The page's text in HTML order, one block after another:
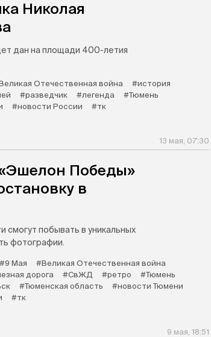
Николая
дан на площади 400-летия
Отечественная война
#история
#разведчик #легенда
#Тюмень
#новости России #тк
13 мая, 07:30
Победы»
в
смогут побывать в уникальных
фотографии.
#9 Мая
#Великая Отечественная война
дорога #СвЖД #ретро
#Тюмень
#Тюменская область
#новости Тюмени
#тк
9 мая, 18:51